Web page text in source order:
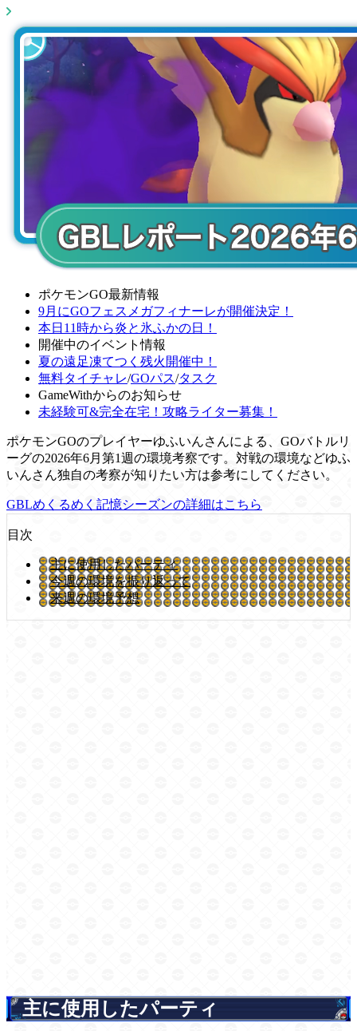
ポケモンGO最新情報
9月にGOフェスメガフィナーレが開催決定！
本日11時から炎と氷ふかの日！
開催中のイベント情報
夏の遠足凍てつく残火開催中！
無料タイチャレ/GOパス/タスク
GameWithからのお知らせ
未経験可&完全在宅！攻略ライター募集！
ポケモンGOのプレイヤーゆふいんさんによる、GOバトルリ
ーグの2026年6月第1週の環境考察です。対戦の環境などゆふ
いんさん独自の考察が知りたい方は参考にしてください。
GBLめくるめく記憶シーズンの詳細はこちら
目次
主に使用したパーティ
今週の環境を振り返って
来週の環境予想
主に使用したパーティ